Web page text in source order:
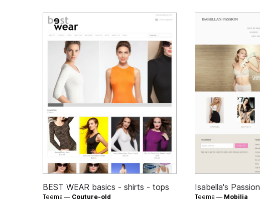
BEST WEAR basics - shirts - tops
Teema — Couture-old
Isabella's Passion
Teema — Mobilia